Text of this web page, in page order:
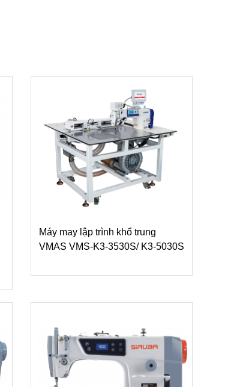
Máy may lập trình khổ trung
VMAS VMS-K3-3530S/ K3-5030S